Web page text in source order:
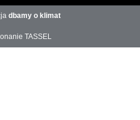
dbamy o klimat
TASSEL